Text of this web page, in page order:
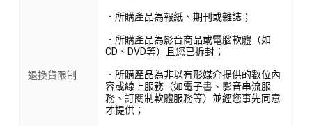
退換貨限制
．所購產品為報紙、期刊或雜誌；
．所購產品為影音商品或電腦軟體（如
CD、DVD等）且您已拆封；
．所購產品為非以有形媒介提供的數位內
容或線上服務（如電子書、影音串流服
務、訂閱制軟體服務等）並經您事先同意
才提供；